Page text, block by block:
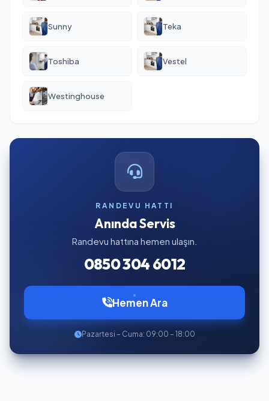
Sunny Teka
Toshiba Vestel
Westinghouse
RANDEVU HATTI
Anında Servis
Randevu hattına hemen ulaşın.
0850 304 6012
Hemen Ara
Pazartesi – Cuma: 09:00 – 18:00